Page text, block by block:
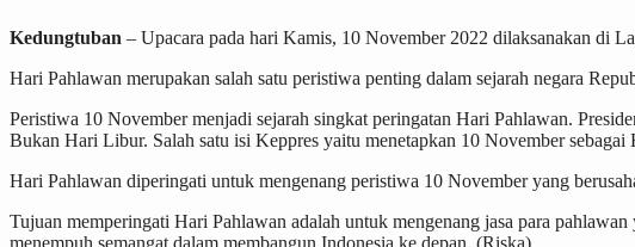
Kedungtuban – Upacara pada hari Kamis, 10 November 2022 dilaksanakan di
Hari Pahlawan merupakan salah satu peristiwa penting dalam sejarah negara
Peristiwa 10 November menjadi sejarah singkat peringatan Hari Pahlawan.
Bukan Hari Libur. Salah satu isi Keppres yaitu menetapkan 10 November sebagai
Hari Pahlawan diperingati untuk mengenang peristiwa 10 November yang
Tujuan memperingati Hari Pahlawan adalah untuk mengenang jasa para
menempuh semangat dalam membangun Indonesia ke depan. (Riska)